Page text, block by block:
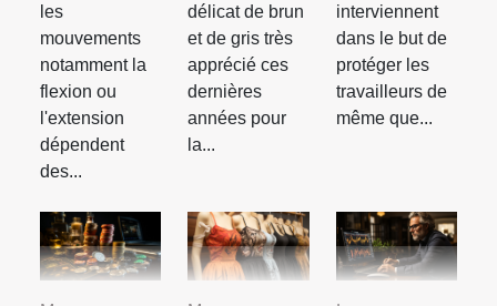
les
mouvements
notamment la
flexion ou
l'extension
dépendent
des...
délicat de brun
et de gris très
apprécié ces
dernières
années pour
la...
interviennent
dans le but de
protéger les
travailleurs de
même que...